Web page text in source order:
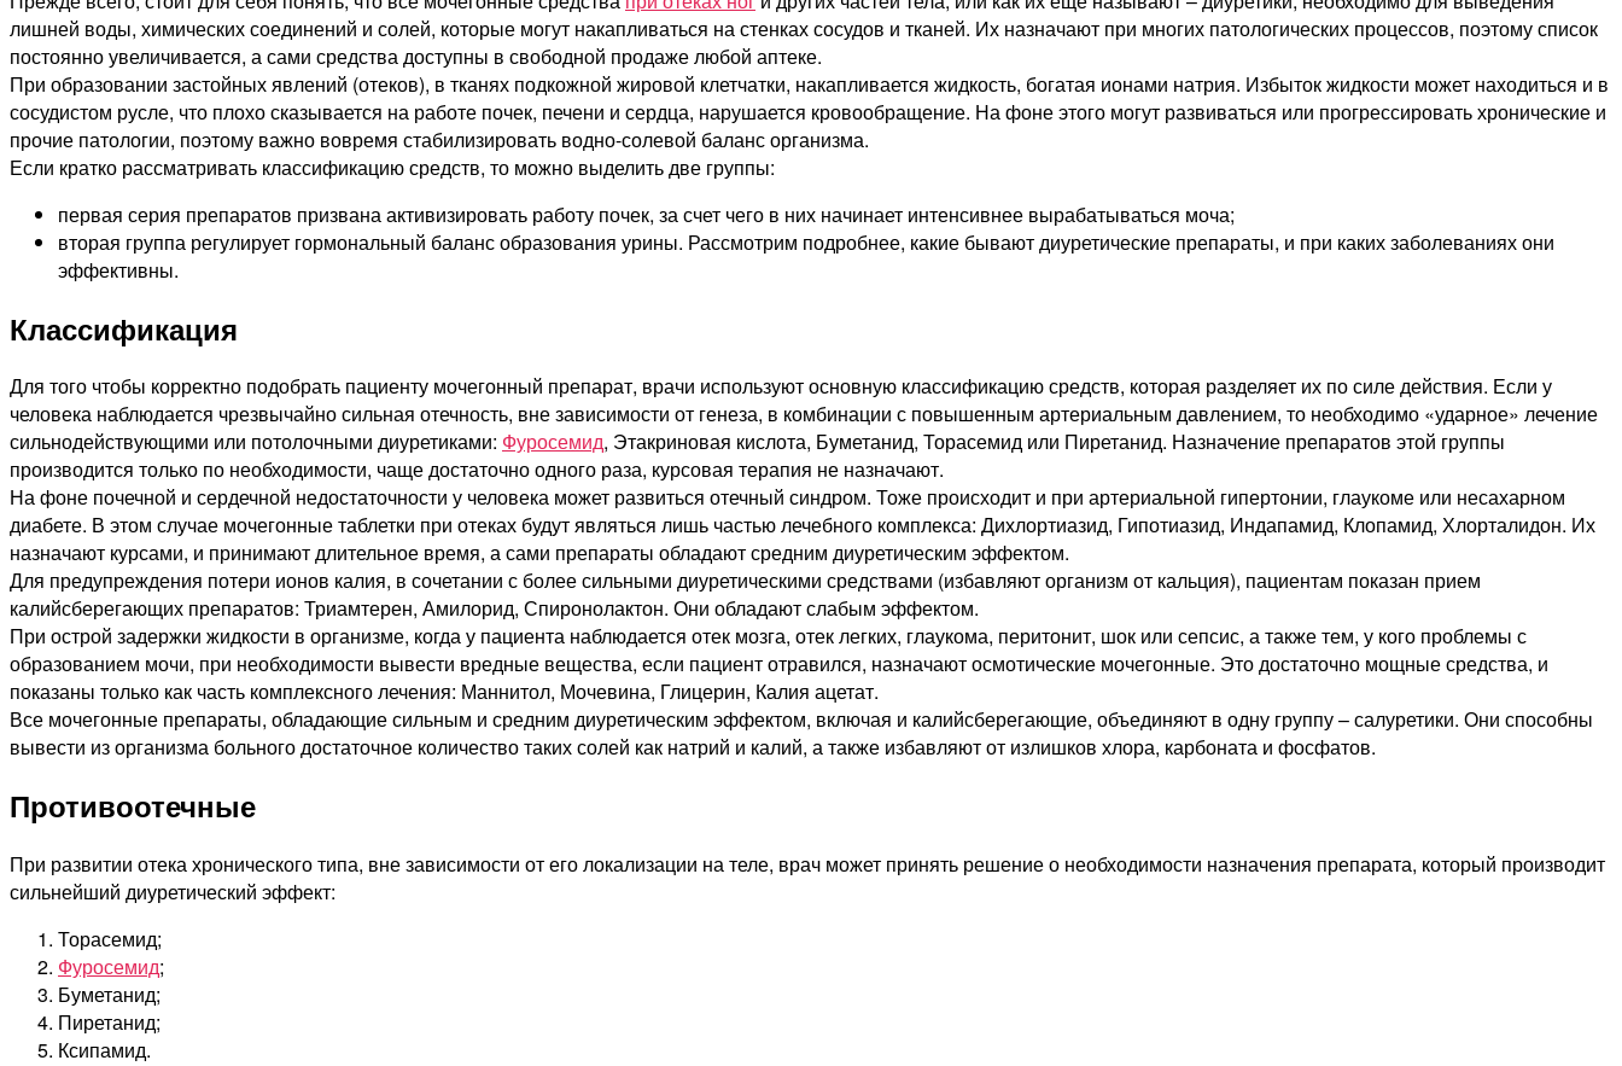
лишней воды, химических соединений и солей, которые могут накапливаться на стенках сосудов и тканей. Их назначают при многих патологических процессов, поэтому список
постоянно увеличивается, а сами средства доступны в свободной продаже любой аптеке.
При образовании застойных явлений (отеков), в тканях подкожной жировой клетчатки, накапливается жидкость, богатая ионами натрия. Избыток жидкости может находиться и в
сосудистом русле, что плохо сказывается на работе почек, печени и сердца, нарушается кровообращение. На фоне этого могут развиваться или прогрессировать хронические и
прочие патологии, поэтому важно вовремя стабилизировать водно-солевой баланс организма.
Если кратко рассматривать классификацию средств, то можно выделить две группы:
первая серия препаратов призвана активизировать работу почек, за счет чего в них начинает интенсивнее вырабатываться моча;
вторая группа регулирует гормональный баланс образования урины. Рассмотрим подробнее, какие бывают диуретические препараты, и при каких заболеваниях они
эффективны.
Классификация
Для того чтобы корректно подобрать пациенту мочегонный препарат, врачи используют основную классификацию средств, которая разделяет их по силе действия. Если у
человека наблюдается чрезвычайно сильная отечность, вне зависимости от генеза, в комбинации с повышенным артериальным давлением, то необходимо «ударное» лечение
сильнодействующими или потолочными диуретиками: Фуросемид, Этакриновая кислота, Буметанид, Торасемид или Пиретанид. Назначение препаратов этой группы
производится только по необходимости, чаще достаточно одного раза, курсовая терапия не назначают.
На фоне почечной и сердечной недостаточности у человека может развиться отечный синдром. Тоже происходит и при артериальной гипертонии, глаукоме или несахарном
диабете. В этом случае мочегонные таблетки при отеках будут являться лишь частью лечебного комплекса: Дихлортиазид, Гипотиазид, Индапамид, Клопамид, Хлорталидон. Их
назначают курсами, и принимают длительное время, а сами препараты обладают средним диуретическим эффектом.
Для предупреждения потери ионов калия, в сочетании с более сильными диуретическими средствами (избавляют организм от кальция), пациентам показан прием
калийсберегающих препаратов: Триамтерен, Амилорид, Спиронолактон. Они обладают слабым эффектом.
При острой задержки жидкости в организме, когда у пациента наблюдается отек мозга, отек легких, глаукома, перитонит, шок или сепсис, а также тем, у кого проблемы с
образованием мочи, при необходимости вывести вредные вещества, если пациент отравился, назначают осмотические мочегонные. Это достаточно мощные средства, и
показаны только как часть комплексного лечения: Маннитол, Мочевина, Глицерин, Калия ацетат.
Все мочегонные препараты, обладающие сильным и средним диуретическим эффектом, включая и калийсберегающие, объединяют в одну группу – салуретики. Они способны
вывести из организма больного достаточное количество таких солей как натрий и калий, а также избавляют от излишков хлора, карбоната и фосфатов.
Противоотечные
При развитии отека хронического типа, вне зависимости от его локализации на теле, врач может принять решение о необходимости назначения препарата, который производит
сильнейший диуретический эффект:
Торасемид;
Фуросемид;
Буметанид;
Пиретанид;
Ксипамид.